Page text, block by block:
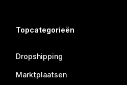
Topcategorieën
Dropshipping
Marktplaatsen